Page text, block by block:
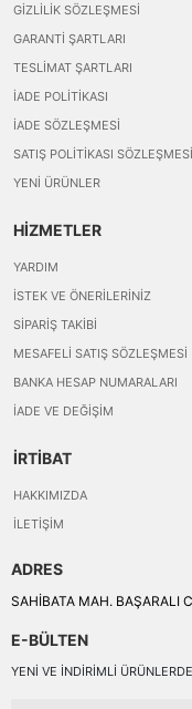
GIZLILIK SÖZLEŞMESI
GARANTI ŞARTLARI
TESLIMAT ŞARTLARI
İADE POLITIKASI
İADE SÖZLEŞMESI
SATIŞ POLITIKASI SÖZLEŞMESI
YENI ÜRÜNLER
HİZMETLER
YARDIM
İSTEK VE ÖNERILERINIZ
SIPARIŞ TAKIBI
MESAFELI SATIŞ SÖZLEŞMESI
BANKA HESAP NUMARALARI
İADE VE DEĞIŞIM
İRTİBAT
HAKKIMIZDA
İLETIŞIM
ADRES
SAHİBATA MAH. BAŞARALI
E-BÜLTEN
YENI VE INDIRIMLI